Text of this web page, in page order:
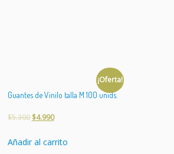
¡Oferta!
Guantes de Vinilo talla M 100 unids.
$5.300 $4.990
Añadir al carrito